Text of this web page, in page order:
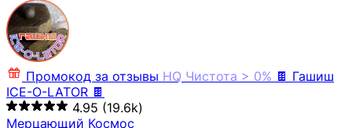
Промокод за отзывы HQ Чистота > 0% 🍫 Гашиш
ICE-O-LATOR 🍫
4.95 (19.6k)
Мерцающий Космос